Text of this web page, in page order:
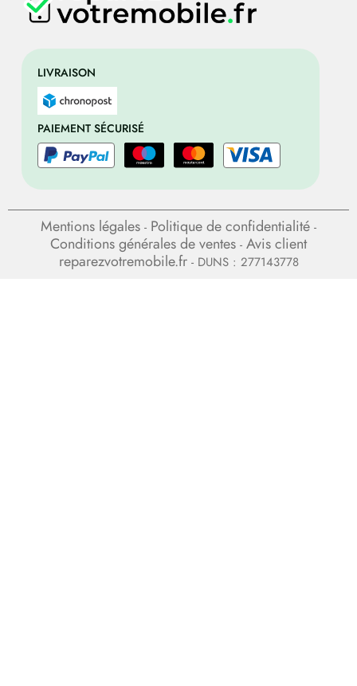
LIVRAISON
PAIEMENT SÉCURISÉ
Mentions légales - Politique de confidentialité -
Conditions générales de ventes - Avis client
reparezvotremobile.fr- DUNS : 277143778